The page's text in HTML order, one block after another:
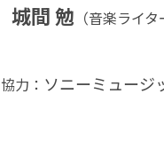
城間勉 （音楽ライ
協力： ソニーミュージ